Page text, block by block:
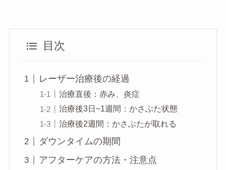
目次
レーザー治療後の経過
治療直後：赤み、炎症
治療後3日~1週間：かさぶた状態
治療後2週間：かさぶたが取れる
ダウンタイムの期間
アフターケアの方法・注意点